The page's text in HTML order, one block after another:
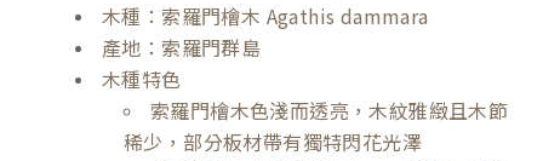
木種：索羅門檜木 Agathis dammara
產地：索羅門群島
木種特色
索羅門檜木色淺而透亮，木紋雅緻且木節
稀少，部分板材帶有獨特閃花光澤